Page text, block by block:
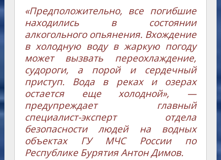
«Предположительно, все погибшие
находились в состоянии
алкогольного опьянения. Вхождение
в холодную воду в жаркую погоду
может вызвать переохлаждение,
судороги, а порой и сердечный
приступ. Вода в реках и озерах
остается еще холодной», —
предупреждает главный
специалист-эксперт отдела
безопасности людей на водных
объектах ГУ МЧС России по
Республике Бурятия Антон Димов.